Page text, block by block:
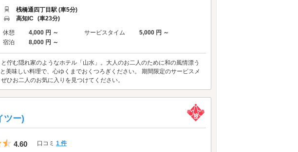
桟橋通四丁目駅 (車5分)
高知IC (車23分)
休憩 4,000 円 ～ サービスタイム
5,000 円 ～
宿泊
8,000 円 ～
佇む隠れ家のようなホテル「山水」。大人のお二人のために和の風情漂う
美味しい料理で、心ゆくまでおくつろぎください。 期間限定のサービスメ
ひお二人のお気に入りを見つけてください。
ツー)
5つ星のうち4.5
4.60 口コミ 1 件